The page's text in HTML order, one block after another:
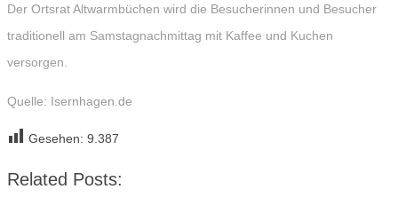
Der Ortsrat Altwarmbüchen wird die Besucherinnen und Besucher
traditionell am Samstagnachmittag mit Kaffee und Kuchen
versorgen.
Quelle: Isernhagen.de
Gesehen: 9.387
Related Posts: